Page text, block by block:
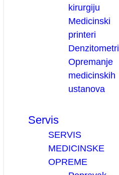
kirurgiju
Medicinski
printeri
Denzitometri
Opremanje
medicinskih
ustanova
Servis
SERVIS
MEDICINSKE
OPREME